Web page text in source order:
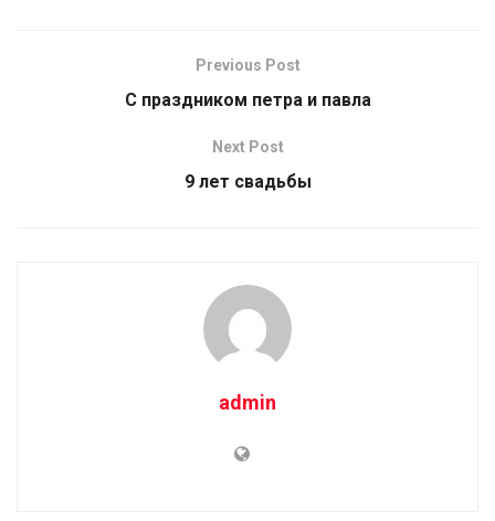
Previous Post
С праздником петра и павла
Next Post
9 лет свадьбы
admin